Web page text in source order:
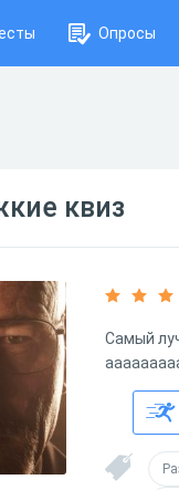
Опросы
квиз
Самый